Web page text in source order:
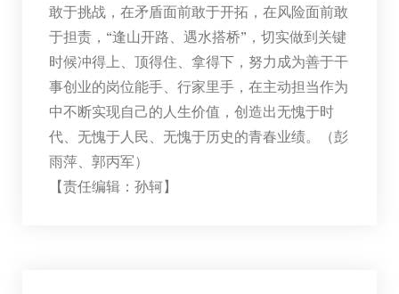
敢于挑战，在矛盾面前敢于开拓，在风险面前敢
于担责，“逢山开路、遇水搭桥”，切实做到关键
时候冲得上、顶得住、拿得下，努力成为善于干
事创业的岗位能手、行家里手，在主动担当作为
中不断实现自己的人生价值，创造出无愧于时
代、无愧于人民、无愧于历史的青春业绩。（彭
雨萍、郭丙军）
【责任编辑：孙轲】